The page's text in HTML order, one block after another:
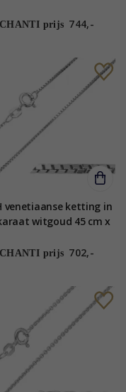
CHANTI prijs 744,-
venetiaanse ketting in
witgoud 45 cm x
CHANTI prijs 702,-